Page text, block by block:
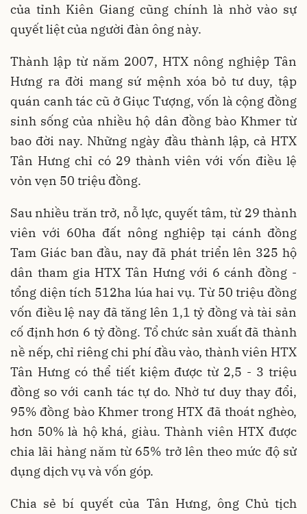
của tỉnh Kiên Giang cũng chính là nhờ vào sự
quyết liệt của người đàn ông này.
Thành lập từ năm 2007, HTX nông nghiệp Tân
Hưng ra đời mang sứ mệnh xóa bỏ tư duy, tập
quán canh tác cũ ở Giục Tượng, vốn là cộng đồng
sinh sống của nhiều hộ dân đồng bào Khmer từ
bao đời nay. Những ngày đầu thành lập, cả HTX
Tân Hưng chỉ có 29 thành viên với vốn điều lệ
vỏn vẹn 50 triệu đồng.
Sau nhiều trăn trở, nỗ lực, quyết tâm, từ 29 thành
viên với 60ha đất nông nghiệp tại cánh đồng
Tam Giác ban đầu, nay đã phát triển lên 325 hộ
dân tham gia HTX Tân Hưng với 6 cánh đồng -
tổng diện tích 512ha lúa hai vụ. Từ 50 triệu đồng
vốn điều lệ nay đã tăng lên 1,1 tỷ đồng và tài sản
cố định hơn 6 tỷ đồng. Tổ chức sản xuất đã thành
nề nếp, chỉ riêng chi phí đầu vào, thành viên HTX
Tân Hưng có thể tiết kiệm được từ 2,5 - 3 triệu
đồng so với canh tác tự do. Nhờ tư duy thay đổi,
95% đồng bào Khmer trong HTX đã thoát nghèo,
hơn 50% là hộ khá, giàu. Thành viên HTX được
chia lãi hàng năm từ 65% trở lên theo mức độ sử
dụng dịch vụ và vốn góp.
Chia sẻ bí quyết của Tân Hưng, ông Chủ tịch